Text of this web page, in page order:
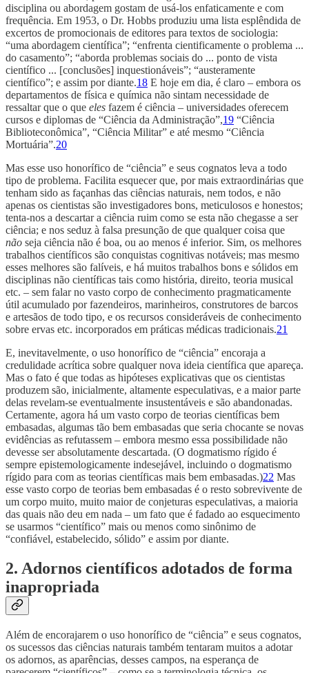
disciplina ou abordagem gostam de usá-los enfaticamente e com
frequência. Em 1953, o Dr. Hobbs produziu uma lista esplêndida de
excertos de promocionais de editores para textos de sociologia:
“uma abordagem científica”; “enfrenta cientificamente o problema ...
do casamento”; “aborda problemas sociais do ... ponto de vista
científico ... [conclusões] inquestionáveis”; “austeramente
científico”; e assim por diante.18 E hoje em dia, é claro – embora os
departamentos de física e química não sintam necessidade de
ressaltar que o que eles fazem é ciência – universidades oferecem
cursos e diplomas de “Ciência da Administração”,19 “Ciência
Biblioteconômica”, “Ciência Militar” e até mesmo “Ciência
Mortuária”.20
Mas esse uso honorífico de “ciência” e seus cognatos leva a todo
tipo de problema. Facilita esquecer que, por mais extraordinárias que
tenham sido as façanhas das ciências naturais, nem todos, e não
apenas os cientistas são investigadores bons, meticulosos e honestos;
tenta-nos a descartar a ciência ruim como se esta não chegasse a ser
ciência; e nos seduz à falsa presunção de que qualquer coisa que
não seja ciência não é boa, ou ao menos é inferior. Sim, os melhores
trabalhos científicos são conquistas cognitivas notáveis; mas mesmo
esses melhores são falíveis, e há muitos trabalhos bons e sólidos em
disciplinas não científicas tais como história, direito, teoria musical
etc. – sem falar no vasto corpo de conhecimento pragmaticamente
útil acumulado por fazendeiros, marinheiros, construtores de barcos
e artesãos de todo tipo, e os recursos consideráveis de conhecimento
sobre ervas etc. incorporados em práticas médicas tradicionais.21
E, inevitavelmente, o uso honorífico de “ciência” encoraja a
credulidade acrítica sobre qualquer nova ideia científica que apareça.
Mas o fato é que todas as hipóteses explicativas que os cientistas
produzem são, inicialmente, altamente especulativas, e a maior parte
delas revelam-se eventualmente insustentáveis e são abandonadas.
Certamente, agora há um vasto corpo de teorias científicas bem
embasadas, algumas tão bem embasadas que seria chocante se novas
evidências as refutassem – embora mesmo essa possibilidade não
devesse ser absolutamente descartada. (O dogmatismo rígido é
sempre epistemologicamente indesejável, incluindo o dogmatismo
rígido para com as teorias científicas mais bem embasadas.)22 Mas
esse vasto corpo de teorias bem embasadas é o resto sobrevivente de
um corpo muito, muito maior de conjeturas especulativas, a maioria
das quais não deu em nada – um fato que é fadado ao esquecimento
se usarmos “científico” mais ou menos como sinônimo de
“confiável, estabelecido, sólido” e assim por diante.
2. Adornos científicos adotados de forma
inapropriada
Além de encorajarem o uso honorífico de “ciência” e seus cognatos,
os sucessos das ciências naturais também tentaram muitos a adotar
os adornos, as aparências, desses campos, na esperança de